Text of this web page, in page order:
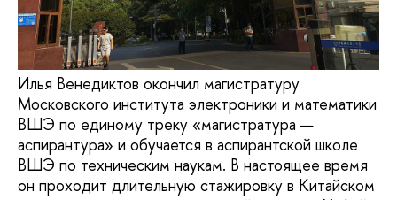
Илья Венедиктов окончил магистратуру
Московского института электроники и математики
ВШЭ по единому треку «магистратура —
аспирантура» и обучается в аспирантской школе
ВШЭ по техническим наукам. В настоящее время
он проходит длительную стажировку в Китайском